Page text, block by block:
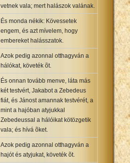
vetnek vala; mert halászok valának.
És monda nékik: Kövessetek
engem, és azt mívelem, hogy
embereket halásszatok.
Azok pedig azonnal otthagyván a
hálókat, követék õt.
És onnan tovább menve, láta más
két testvért, Jakabot a Zebedeus
fiát, és Jánost amannak testvérét, a
mint a hajóban atyjukkal
Zebedeussal a hálóikat kötözgetik
vala; és hívá õket.
Azok pedig azonnal otthagyván a
hajót és atyjukat, követék õt.